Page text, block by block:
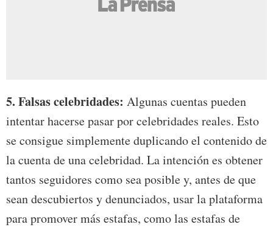
5. Falsas celebridades: Algunas cuentas pueden
intentar hacerse pasar por celebridades reales. Esto
se consigue simplemente duplicando el contenido de
la cuenta de una celebridad. La intención es obtener
tantos seguidores como sea posible y, antes de que
sean descubiertos y denunciados, usar la plataforma
para promover más estafas, como las estafas de